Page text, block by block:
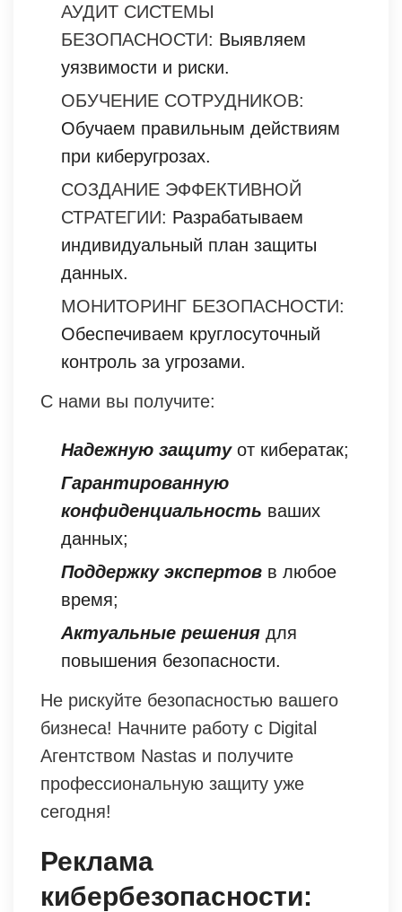
АУДИТ СИСТЕМЫ
БЕЗОПАСНОСТИ: Выявляем
уязвимости и риски.
ОБУЧЕНИЕ СОТРУДНИКОВ:
Обучаем правильным действиям
при киберугрозах.
СОЗДАНИЕ ЭФФЕКТИВНОЙ
СТРАТЕГИИ: Разрабатываем
индивидуальный план защиты
данных.
МОНИТОРИНГ БЕЗОПАСНОСТИ:
Обеспечиваем круглосуточный
контроль за угрозами.
С нами вы получите:
Надежную защитуот кибератак;
Гарантированную
конфиденциальность ваших
данных;
Поддержку экспертов в любое
время;
Актуальные решения для
повышения безопасности.
Не рискуйте безопасностью вашего
бизнеса! Начните работу с Digital
Агентством Nastas и получите
профессиональную защиту уже
сегодня!
Реклама
кибербезопасности: